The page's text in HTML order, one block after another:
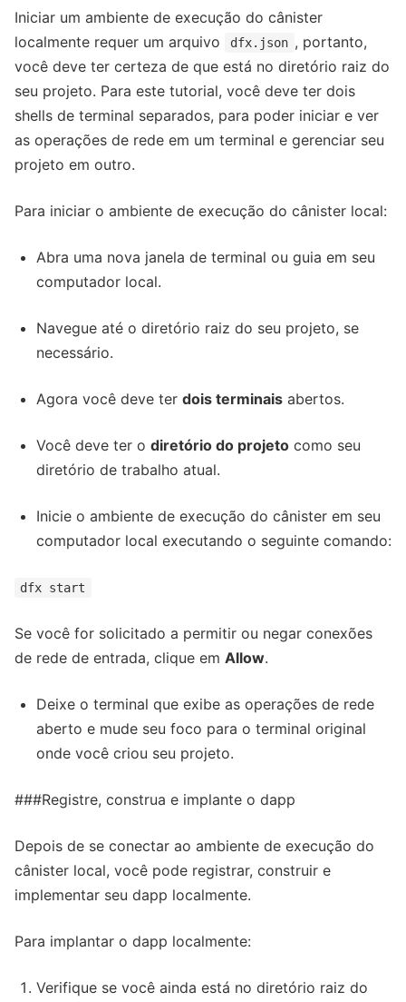
Iniciar um ambiente de execução do cânister
localmente requer um arquivo
dfx.json , portanto,
você deve ter certeza de que está no diretório raiz do
seu projeto. Para este tutorial, você deve ter dois
shells de terminal separados, para poder iniciar e ver
as operações de rede em um terminal e gerenciar seu
projeto em outro.
Para iniciar o ambiente de execução do cânister local:
Abra uma nova janela de terminal ou guia em seu
computador local.
Navegue até o diretório raiz do seu projeto, se
necessário.
Agora você deve ter dois terminais abertos.
Você deve ter o diretório do projeto como seu
diretório de trabalho atual.
Inicie o ambiente de execução do cânister em seu
computador local executando o seguinte comando:
dfx start
Se você for solicitado a permitir ou negar conexões
de rede de entrada, clique em Allow.
Deixe o terminal que exibe as operações de rede
aberto e mude seu foco para o terminal original
onde você criou seu projeto.
###Registre, construa e implante o dapp
Depois de se conectar ao ambiente de execução do
cânister local, você pode registrar, construir e
implementar seu dapp localmente.
Para implantar o dapp localmente:
Verifique se você ainda está no diretório raiz do